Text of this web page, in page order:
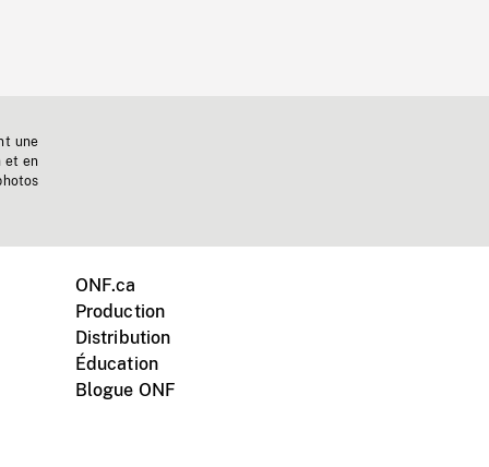
une
et en
ONF.ca
Production
Distribution
Éducation
Blogue ONF